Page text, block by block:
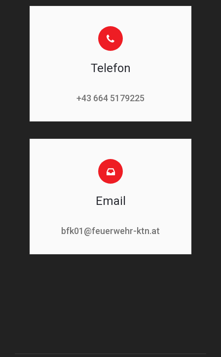
Telefon
+43 664 5179225
Email
bfk01@feuerwehr-ktn.at